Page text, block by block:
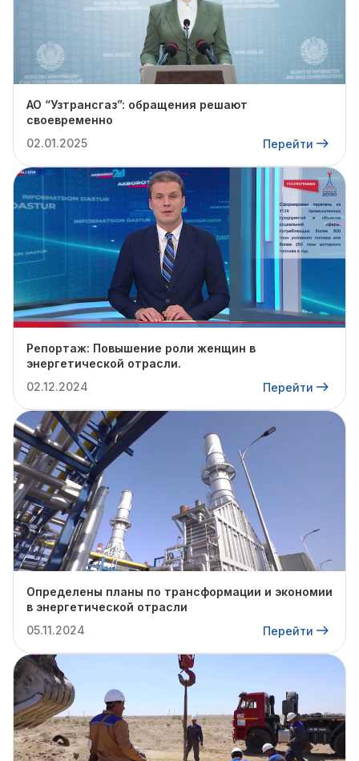
АО “Узтрансгаз”: обращения решают
своевременно
02.01.2025
Перейти
Репортаж: Повышение роли женщин в
энергетической отрасли.
02.12.2024
Перейти
Определены планы по трансформации и экономии
в энергетической отрасли
05.11.2024
Перейти